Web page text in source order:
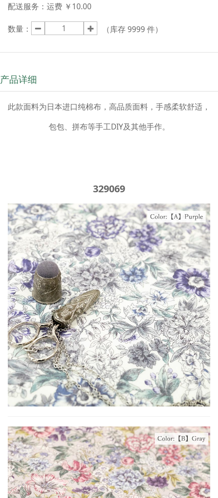
配送服务： 运费 ￥10.00
数量： （库存9999 件）
产品详细
此款面料为日本进口纯棉布，高品质面料，手感柔软舒适，
包包、拼布等手工DIY及其他手作。
329069